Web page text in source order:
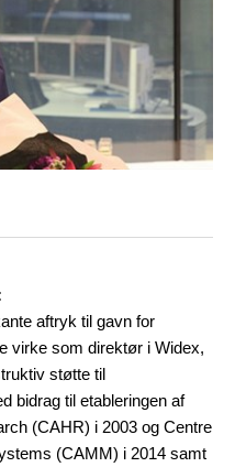
aftryk til gavn for
virke som direktør i Widex,
støtte til
bidrag til etableringen af
(CAHR) i 2003 og Centre
(CAMM) i 2014 samt